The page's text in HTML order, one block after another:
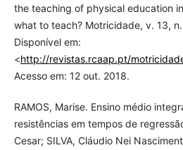
the teaching of physical education
what to teach? Motricidade, v. 13, n.
Disponível em:
<http://revistas.rcaap.pt/
Acesso em: 12 out. 2018.
RAMOS, Marise. Ensino médio
resistências em tempos de
Cesar; SILVA, Cláudio Nei